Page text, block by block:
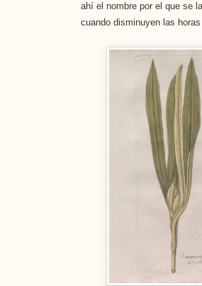
ahí el nombre por el que se
cuando disminuyen las